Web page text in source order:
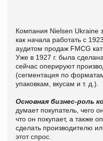
Компания Nielsen Ukraine
как начала работать с
аудитом продаж FMCG
Уже в 1927 г. была
сейчас оперируют
(сегментация по
упаковкам, вкусам и т. д.).
Основная бизнес-роль
думает покупатель, чего
что он покупает, а также
сделать производителю
этот спрос.